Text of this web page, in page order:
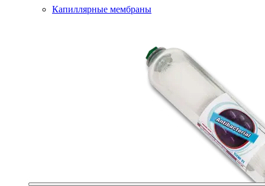
Капиллярные мембраны